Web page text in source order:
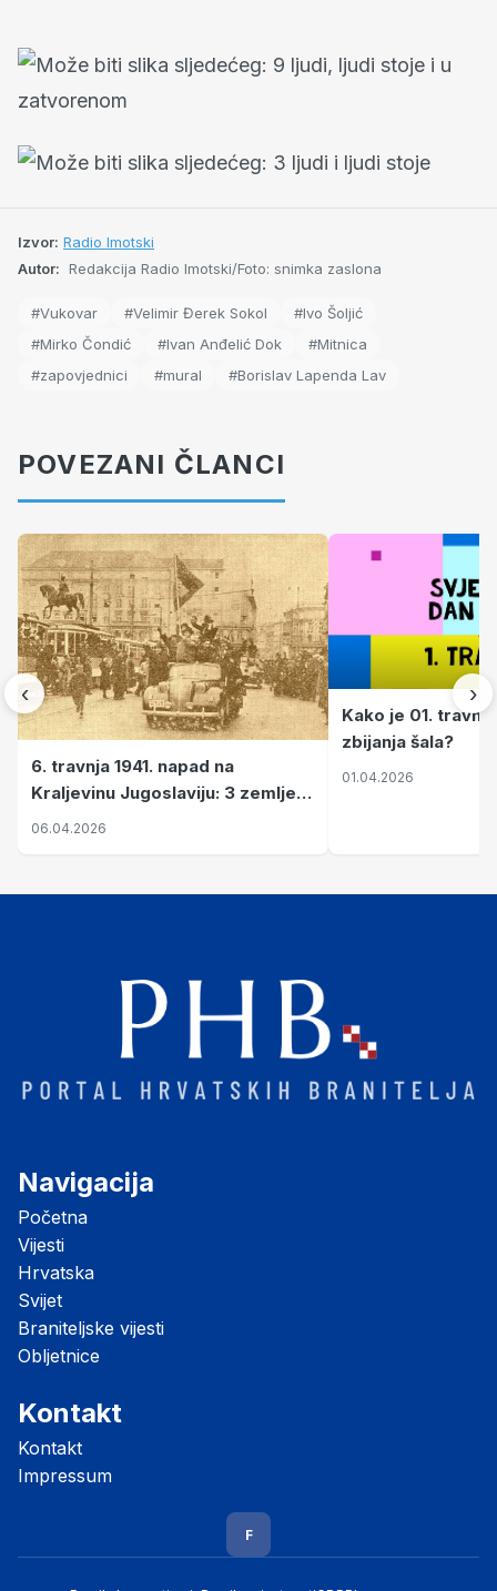
Izvor: Radio Imotski
Autor: Redakcija Radio Imotski/Foto: snimka zaslona
#Vukovar #Velimir Đerek Sokol
#Ivo Šoljić
#Mirko Čondić
#Ivan Anđelić Dok
#Mitnica
#zapovjednici
#mural #Borislav Lapenda Lav
POVEZANI ČLANCI
‹
6. travnja 1941. napad na
Kraljevinu Jugoslaviju: 3 zemlje
nastale njenim raspadom
06.04.2026
Kako je 01.
zbijanja šala?
01.04.2026
›
Navigacija
Početna
Vijesti
Hrvatska
Svijet
Braniteljske vijesti
Obljetnice
Kontakt
Kontakt
Impressum
F